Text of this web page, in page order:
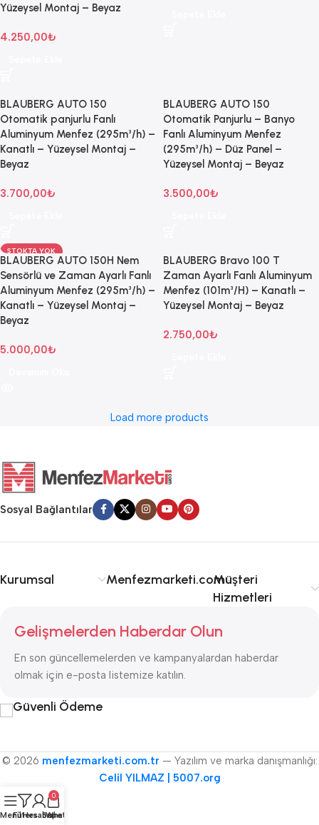
Yüzeysel Montaj – Beyaz
4.250,00₺
BLAUBERG AUTO 150
Otomatik panjurlu Fanlı
Aluminyum Menfez (295m³/h) –
Kanatlı – Yüzeysel Montaj –
Beyaz
3.700,00₺
BLAUBERG AUTO 150
Otomatik Panjurlu – Banyo
Fanlı Aluminyum Menfez
(295m³/h) – Düz Panel –
Yüzeysel Montaj – Beyaz
3.500,00₺
STOKTA YOK
BLAUBERG AUTO 150H Nem
Sensörlü ve Zaman Ayarlı Fanlı
Aluminyum Menfez (295m³/h) –
Kanatlı – Yüzeysel Montaj –
Beyaz
5.000,00₺
BLAUBERG Bravo 100 T
Zaman Ayarlı Fanlı Aluminyum
Menfez (101m³/H) – Kanatlı –
Yüzeysel Montaj – Beyaz
2.750,00₺
Load more products
Sosyal Bağlantılar
Kurumsal Menfezmarketi.comMüşteri
Hizmetleri
Gelişmelerden Haberdar Olun
En son güncellemelerden ve kampanyalardan haberdar
olmak için e-posta listemize katılın.
Güvenli Ödeme
© 2026 menfezmarketi.com.tr — Yazılım ve marka danışmanlığı:
Celil YILMAZ | 5007.org
MenüFilters
Hesabım
0
Sepet
WhatsApp